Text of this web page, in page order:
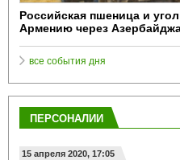
Российская пшеница и
Армению через
все события дня
ПЕРСОНАЛИИ
15 апреля 2020, 17:05